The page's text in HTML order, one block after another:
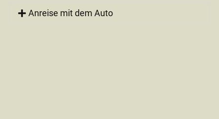
Anreise mit dem Auto